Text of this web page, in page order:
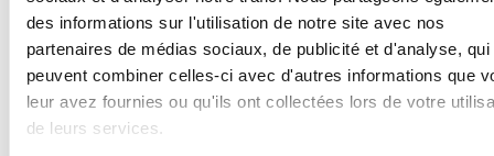
des informations sur l'utilisation de notre site avec nos
partenaires de médias sociaux, de publicité et d'analyse, qui
peuvent combiner celles-ci avec d'autres informations que
leur avez fournies ou qu'ils ont collectées lors de votre
de leurs services.